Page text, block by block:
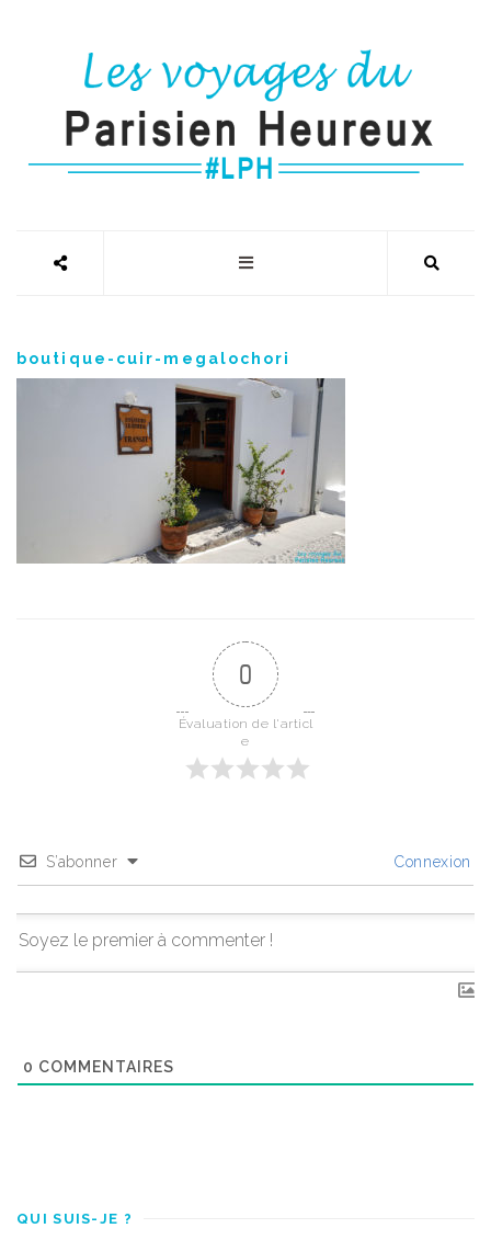
boutique-cuir-megalochori
0
Évaluation de l'articl
e
S’abonner Connexion
0 COMMENTAIRES
QUI SUIS-JE ?